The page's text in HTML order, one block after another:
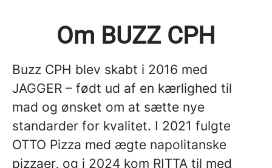
Om BUZZ CPH
Buzz CPH blev skabt i 2016 med
JAGGER – født ud af en kærlighed til
mad og ønsket om at sætte nye
standarder for kvalitet. I 2021 fulgte
OTTO Pizza med ægte napolitanske
pizzaer, og i 2024 kom RITTA til med